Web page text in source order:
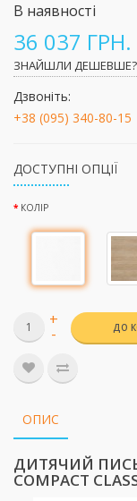
В наявності
36 037 ГРН.
ЗНАЙШЛИ ДЕШЕВШЕ?
Дзвоніть:
+38 (095) 340-80-15
ДОСТУПНІ ОПЦІЇ
КОЛІР
+
- ДО
ОПИС
ДИТЯЧИЙ
COMPACT